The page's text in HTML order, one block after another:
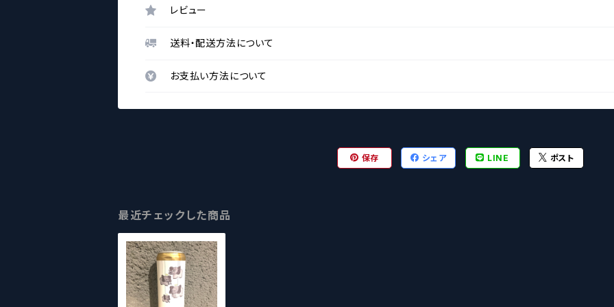
レビュー
送料・配送方法について
お支払い方法について
保存 シェア LINE ポスト
最近チェックした商品